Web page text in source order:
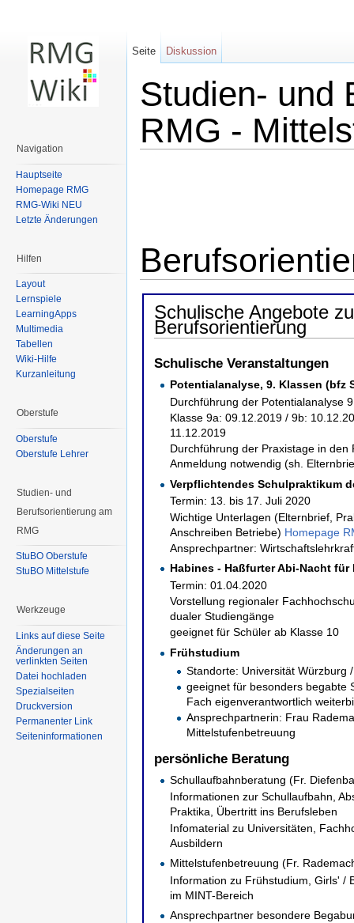
Studien- und
RMG -
Schulische Angebote
Berufsorientierung
Schulische Veranstaltungen
Potentialanalyse, 9. Klassen (bfz
Durchführung der Potentialanalyse
Klasse 9a: 09.12.2019 / 9b:
11.12.2019
Durchführung der Praxistage in den
Anmeldung notwendig (sh.
Verpflichtendes Schulpraktikum
Termin: 13. bis 17. Juli 2020
Wichtige Unterlagen (Elternbrief,
Anschreiben Betriebe) Homepage
Ansprechpartner:
Habines - Haßfurter Abi-Nacht
Termin: 01.04.2020
Vorstellung regionaler
dualer Studiengänge
geeignet für Schüler ab Klasse 10
Frühstudium
Standorte: Universität Würzburg
geeignet für besonders begabte
Fach eigenverantwortlich
Ansprechpartnerin: Frau
Mittelstufenbetreuung
persönliche Beratung
Schullaufbahnberatung (Fr.
Informationen zur Schullaufbahn,
Praktika, Übertritt ins Berufsleben
Infomaterial zu Universitäten,
Ausbildern
Mittelstufenbetreuung (Fr.
Information zu Frühstudium, Girls' /
im MINT-Bereich
Ansprechpartner besondere
Seite Diskussion
Navigation
Hauptseite
Homepage RMG
RMG-Wiki NEU
Letzte Änderungen
Hilfen
Layout
Lernspiele
LearningApps
Multimedia
Tabellen
Wiki-Hilfe
Kurzanleitung
Oberstufe
Oberstufe
Oberstufe Lehrer
Studien- und
Berufsorientierung am
RMG
StuBO Oberstufe
StuBO Mittelstufe
Werkzeuge
Links auf diese Seite
Änderungen an
verlinkten Seiten
Datei hochladen
Spezialseiten
Druckversion
Permanenter Link
Seiteninformationen